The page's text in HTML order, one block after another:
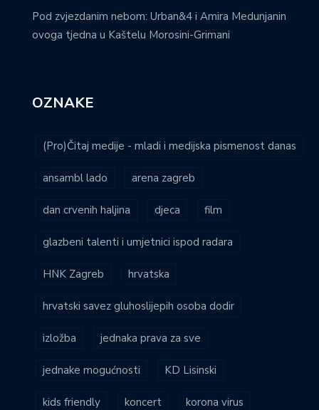
Pod zvjezdanim nebom: Urban&4 i Amira Medunjanin
ovoga tjedna u Kaštelu Morosini-Grimani
OZNAKE
(Pro)Čitaj medije - mladi i medijska pismenost danas
ansambl lado arena zagreb
dan crvenih haljina djeca film
glazbeni talenti i umjetnici ispod radara
HNK Zagreb hrvatska
hrvatski savez gluhoslijepih osoba dodir
izložba jednaka prava za sve
jednake mogućnosti KD Lisinski
kids friendly koncert korona virus